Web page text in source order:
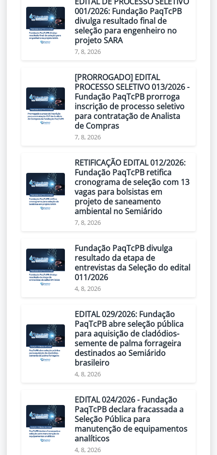
001/2026: Fundação PaqTcPB
divulga resultado final de
seleção para engenheiro no
projeto SARA
7, 8, 2026
[PRORROGADO] EDITAL
PROCESSO SELETIVO 013/2026 -
Fundação PaqTcPB prorroga
inscrição de processo seletivo
para contratação de Analista
de Compras
7, 8, 2026
RETIFICAÇÃO EDITAL 012/2026:
Fundação PaqTcPB retifica
cronograma de seleção com 13
vagas para bolsistas em
projeto de saneamento
ambiental no Semiárido
7, 8, 2026
Fundação PaqTcPB divulga
resultado da etapa de
entrevistas da Seleção do edital
011/2026
4, 8, 2026
EDITAL 029/2026: Fundação
PaqTcPB abre seleção pública
para aquisição de cladódios-
semente de palma forrageira
destinados ao Semiárido
brasileiro
4, 8, 2026
EDITAL 024/2026 - Fundação
PaqTcPB declara fracassada a
Seleção Pública para
manutenção de equipamentos
analíticos
4, 8, 2026